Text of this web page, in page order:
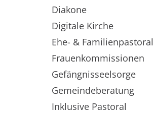
Diakone
Digitale Kirche
Ehe- & Familienpastoral
Frauenkommissionen
Gefängnisseelsorge
Gemeindeberatung
Inklusive Pastoral